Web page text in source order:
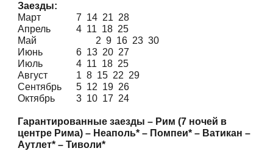
Заезды:
Март
7 14 21 28
Апрель
4 11 18 25
Май
2 9 16 23 30
Июнь
6 13 20 27
Июль
4 11 18 25
Август
1 8 15 22 29
Сентябрь
5 12 19 26
Октябрь
3 10 17 24
Гарантированные заезды – Рим (7 ночей в
центре Рима) – Неаполь* – Помпеи* – Ватикан –
Аутлет* – Тиволи*